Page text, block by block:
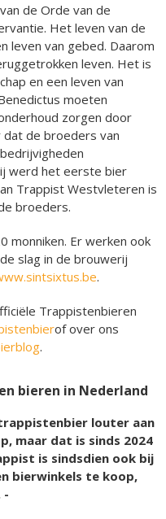
de Orde van de
Het leven van de
leven van gebed. Daarom
leven. Het is
en een leven van
moeten
zorgen door
dat de broeders van
werd het eerste bier
Trappist Westvleteren is
broeders.
monniken. Er werken ook
slag in de brouwerij
.
Trappistenbieren
of over ons
.
bieren in Nederland
louter aan
maar dat is sinds 2024
is sindsdien ook bij
bierwinkels te koop,
-